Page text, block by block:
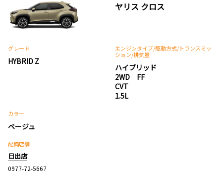
ヤリス クロス
グレード
HYBRID Z
エンジンタイプ/駆動方式/トランスミッ
ション/排気量
ハイブリッド
2WD FF
CVT
1.5L
カラー
ベージュ
配備店舗
日出店
0977-72-5667